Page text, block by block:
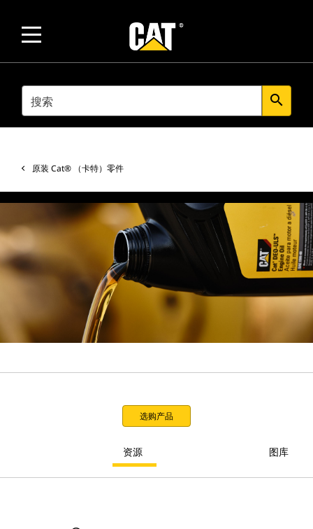
SEARCH search
原装 Cat® （卡特）零件
选购产品
资源 图库